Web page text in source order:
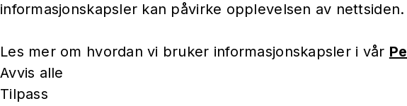
informasjonskapsler kan påvirke opplevelsen av nettsiden.
Les mer om hvordan vi bruker informasjonskapsler i vår
Avvis alle
Tilpass